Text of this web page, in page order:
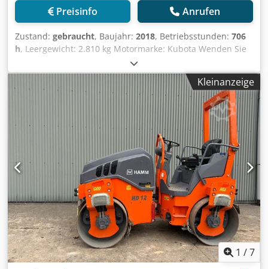
Preisinfo Anrufen
Zustand: gebraucht, Baujahr: 2018, Betriebsstunden: 706
h, Leergewicht: 2.810 kg Motormarke: Kubota Wenden Sie
sich an Kristoff Van Havere, um weitere Informationen zu
erhalten. Dodpey Sfdfofx Acpsck
Kleinanzeige
1 /7